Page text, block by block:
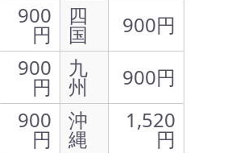
900
円
四
国
900円
900
円
九
州
900円
900
円
沖
縄
1,520
円